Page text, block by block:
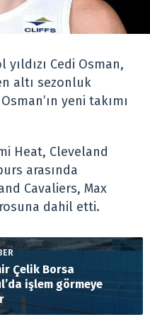
Cedi Osman,
altı sezonluk
yeni takımı
Heat, Cleveland
arasında
Cavaliers, Max
dahil etti.
Çelik Borsa
işlem görmeye